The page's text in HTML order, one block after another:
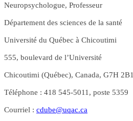
Neuropsychologue, Professeur
Département des sciences de la santé
Université du Québec à Chicoutimi
555, boulevard de l’Université
Chicoutimi (Québec), Canada, G7H 2B1
Téléphone : 418 545-5011, poste 5359
Courriel : cdube@uqac.ca